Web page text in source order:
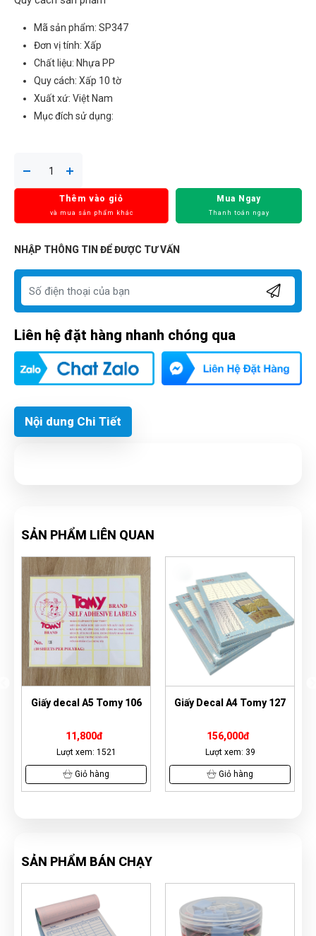
Mã sản phẩm: SP347
Đơn vị tính: Xấp
Chất liệu: Nhựa PP
Quy cách: Xấp 10 tờ
Xuất xứ: Việt Nam
Mục đích sử dụng:
Thêm vào giỏ
và mua sản phẩm khác
Mua Ngay
Thanh toán ngay
NHẬP THÔNG TIN ĐỂ ĐƯỢC TƯ VẤN
Liên hệ đặt hàng nhanh chóng qua
Nội dung Chi Tiết
SẢN PHẨM LIÊN QUAN
Giấy Decal A4 Tomy 127
156,000đ
Lượt xem: 39
Giỏ hàng
Giấy decal A5 Tomy 122
11,800đ
Lượt xem: 1332
Giỏ hàng
SẢN PHẨM BÁN CHẠY